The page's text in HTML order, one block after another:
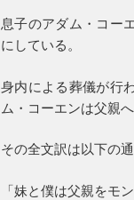
息子のアダム・コー
にしている。
身内による葬儀が行
ム・コーエンは父親
その全文訳は以下の通
「妹と僕は父親をモ